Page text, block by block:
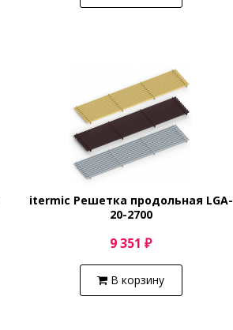
itermic Решетка продольная LGA-
20-2700
9 351 ₽
В корзину